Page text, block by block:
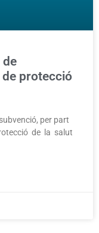
de
protecció
per part
de la salut